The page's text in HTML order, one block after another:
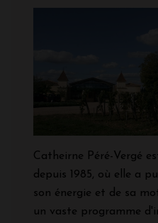
Catheirne Péré-Vergé
depuis 1985, où elle a
son énergie et de sa
un vaste programme